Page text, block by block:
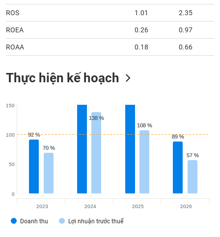
ROS 1.01 2.35
ROEA 0.26 0.97
ROAA 0.18 0.66
Thực hiện kế hoạch
92 %
92 % 89 %
89 %
70 %
70 %
138 %
138 %
108 %
108 %
57 %
57 %
Doanh thu Lợi nhuận trước thuế
0
50
100
150
2023 2024 2025 2026